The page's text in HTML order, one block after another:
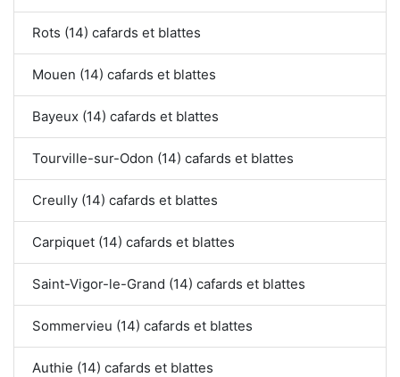
Rots (14) cafards et blattes
Mouen (14) cafards et blattes
Bayeux (14) cafards et blattes
Tourville-sur-Odon (14) cafards et blattes
Creully (14) cafards et blattes
Carpiquet (14) cafards et blattes
Saint-Vigor-le-Grand (14) cafards et blattes
Sommervieu (14) cafards et blattes
Authie (14) cafards et blattes